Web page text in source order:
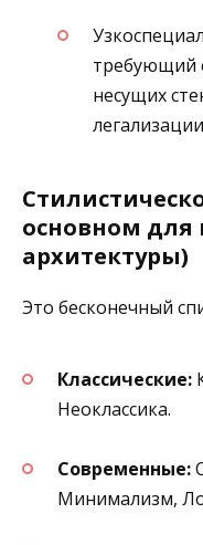
требующий
несущих
основном для
архитектуры)
Это бесконечный
Классические:
Неоклассика.
Современные:
Минимализм,